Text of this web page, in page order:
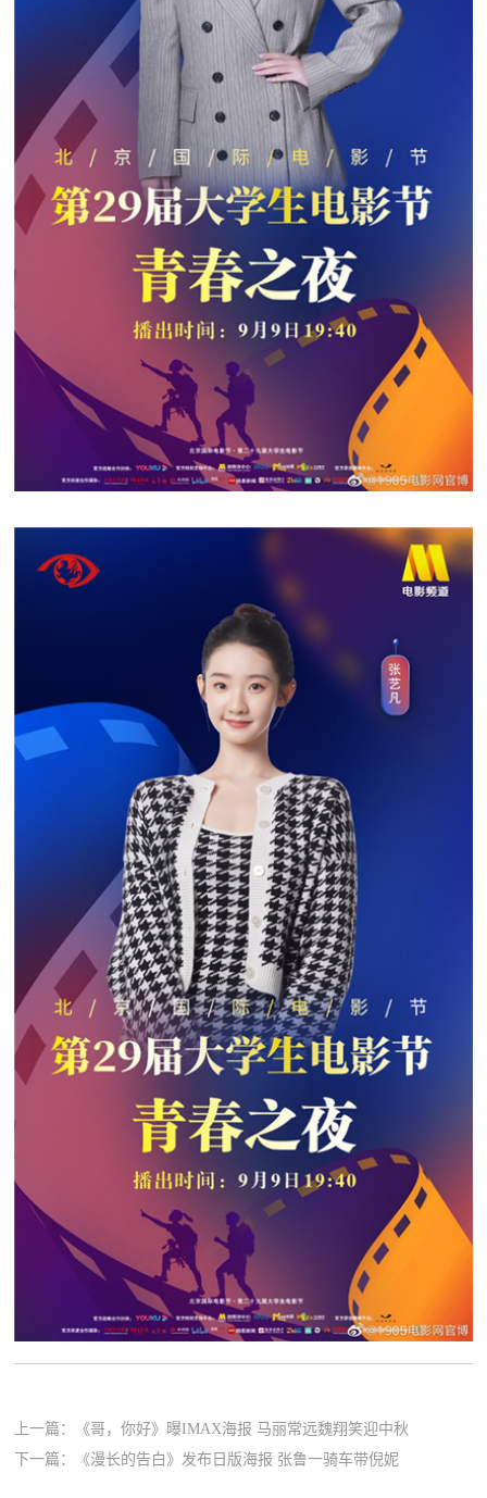
上一篇：
《哥，你好》曝IMAX海报 马丽常远魏翔笑迎中秋
下一篇：
《漫长的告白》发布日版海报 张鲁一骑车带倪妮